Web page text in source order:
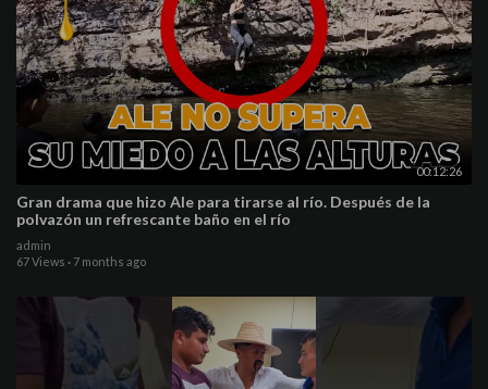
00:12:26
Gran drama que hizo Ale para tirarse al río. Después de la
polvazón un refrescante baño en el río
admin
67 Views ·7 months ago